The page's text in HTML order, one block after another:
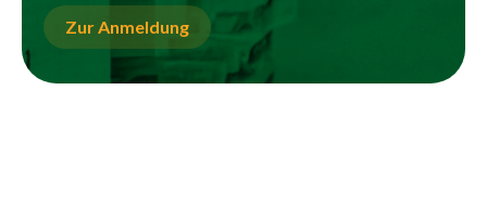
Zur Anmeldung